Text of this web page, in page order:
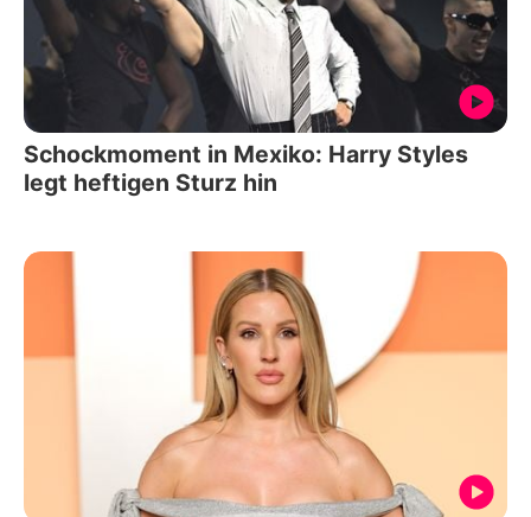
Schockmoment in Mexiko: Harry Styles
legt heftigen Sturz hin